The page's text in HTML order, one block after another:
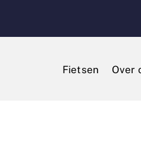
Fietsen Over